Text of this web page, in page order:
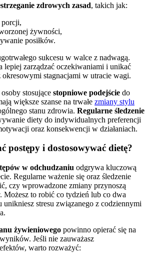
zdrowych zasad, takich jak:
żywności,
posiłków.
sukcesu w walce z nadwagą.
lepiej zarządzać oczekiwaniami i unikać
stagnacjami w utracie wagi.
stosujące stopniowe podejście do
większe szanse na trwałe zmiany stylu
stanu zdrowia. Regularne śledzenie
diety do indywidualnych preferencji
oraz konsekwencji w działaniach.
postępy i dostosowywać dietę?
w odchudzaniu odgrywa kluczową
Regularne ważenie się oraz śledzenie
czy wprowadzone zmiany przynoszą
Możesz to robić co tydzień lub co dwa
unikniesz stresu związanego z codziennymi
żywieniowego powinno opierać się na
Jeśli nie zauważasz
warto rozważyć: